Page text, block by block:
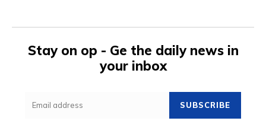
Stay on op - Ge the daily news in
your inbox
SUBSCRIBE